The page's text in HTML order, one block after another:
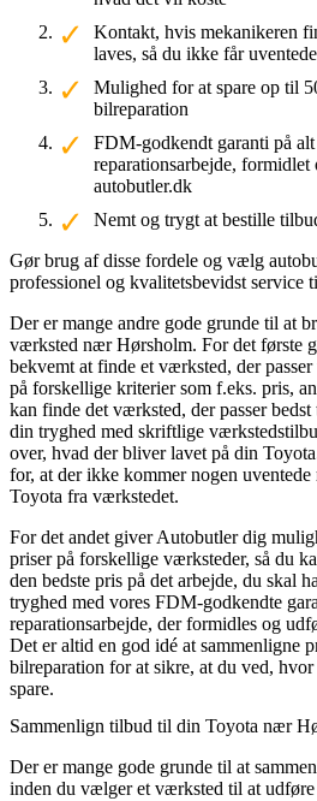
Kontakt, hvis mekanikeren
laves, så du ikke får
Mulighed for at spare op til
bilreparation
FDM-godkendt garanti på
reparationsarbejde,
autobutler.dk
Nemt og trygt at bestille
Gør brug af disse fordele og vælg
professionel og kvalitetsbevidst service
Der er mange andre gode grunde til at
værksted nær Hørsholm. For det første
bekvemt at finde et værksted, der
på forskellige kriterier som f.eks. pris,
kan finde det værksted, der passer
din tryghed med skriftlige
over, hvad der bliver lavet på din
for, at der ikke kommer nogen
Toyota fra værkstedet.
For det andet giver Autobutler dig
priser på forskellige værksteder, så du
den bedste pris på det arbejde, du skal
tryghed med vores FDM-godkendte
reparationsarbejde, der formidles og
Det er altid en god idé at sammenligne
bilreparation for at sikre, at du ved,
spare.
Sammenlign tilbud til din Toyota nær
Der er mange gode grunde til at
inden du vælger et værksted til at